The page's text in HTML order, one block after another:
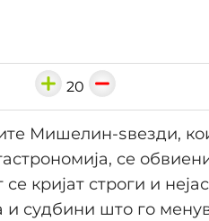
20
Мишелин-ѕвезди,
се
се кријат строги и
и судбини што го